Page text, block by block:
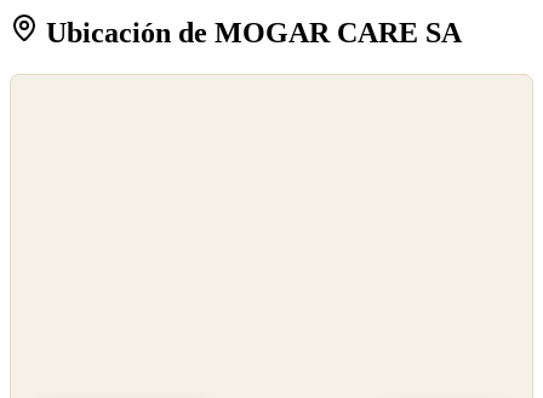
Ubicación de MOGAR CARE SA